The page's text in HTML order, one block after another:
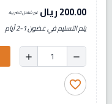
200.00 ريال غير شامل للضريبة
يتم التسليم في غضون 1-2 أيام
remove
add
favorite_border